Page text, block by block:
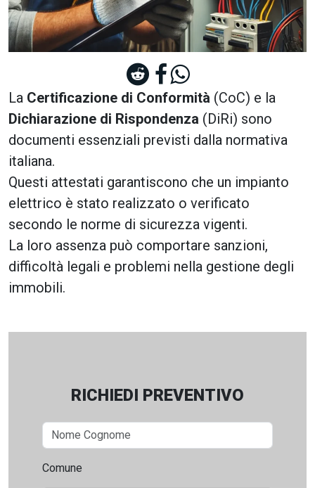
La Certificazione di Conformità (CoC) e la
Dichiarazione di Rispondenza (DiRi) sono
documenti essenziali previsti dalla normativa
italiana.
Questi attestati garantiscono che un impianto
elettrico è stato realizzato o verificato
secondo le norme di sicurezza vigenti.
La loro assenza può comportare sanzioni,
difficoltà legali e problemi nella gestione degli
immobili.
RICHIEDI PREVENTIVO
Comune